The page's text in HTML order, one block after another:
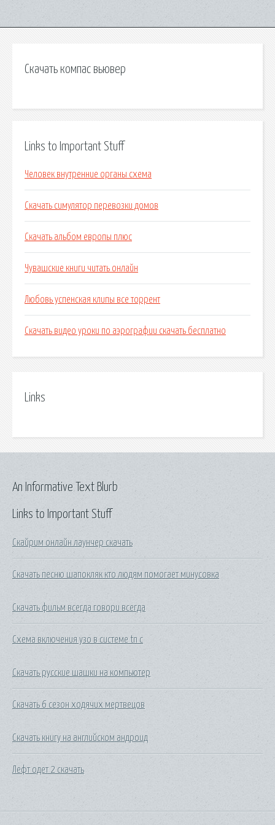
Скачать компас вьювер
Links to Important Stuff
Человек внутренние органы схема
Скачать симулятор перевозки домов
Скачать альбом европы плюс
Чувашские книги читать онлайн
Любовь успенская клипы все торрент
Скачать видео уроки по аэрографии скачать бесплатно
Links
Links to Important Stuff
Скайрим онлайн лаунчер скачать
Скачать песню шапокляк кто людям помогает минусовка
Скачать фильм всегда говори всегда
Схема включения узо в системе tn c
Скачать русские шашки на компьютер
Скачать 6 сезон ходячих мертвецов
Скачать книгу на английском андроид
Лефт одет 2 скачать
An Informative Text Blurb